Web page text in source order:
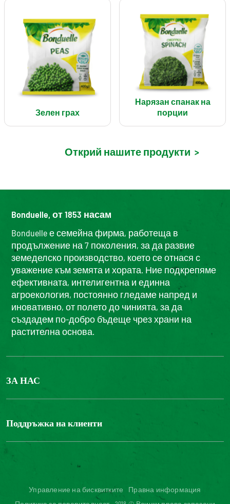
Зелен грах
Нарязан спанак на
порции
Открий нашите продукти >
Bonduelle, от 1853 насам
Bonduelle е семейна фирма, работеща в
продължение на 7 поколения, за да развие
земеделско производство, което се отнася с
уважение към земята и хората. Ние подкрепяме
ефективната, интелигентна и единна
агроекология, постоянно гледаме напред и
иновативно, от полето до чинията, за да
създадем по-добро бъдеще чрез храни на
растителна основа.
ЗА НАС
БОНДЮЕЛ ГРУП
Поддръжка на клиенти
Свържете се с нас
Достъпност на уебсайта: не е съвместим
Управление на бисквитките
Правна информация